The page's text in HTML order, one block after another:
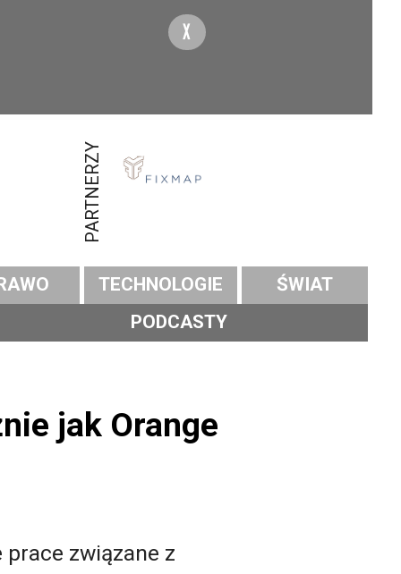
X
PARTNERZY
TECHNOLOGIE
ŚWIAT
PODCASTY
jak Orange
związane z